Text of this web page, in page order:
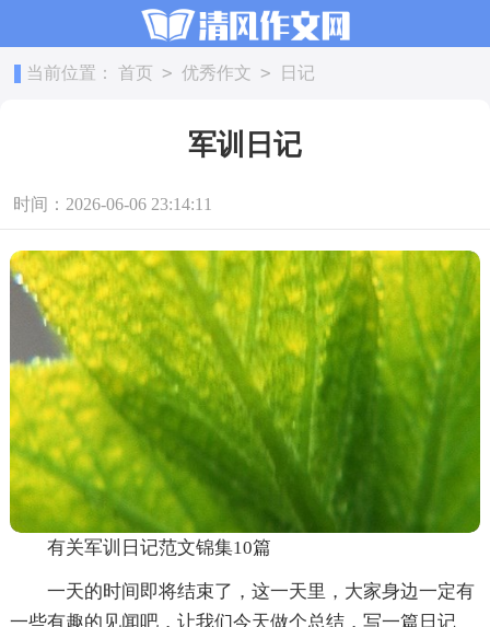
当前位置： 首页 > 优秀作文 > 日记
军训日记
时间：2026-06-06 23:14:11
有关军训日记范文锦集10篇
一天的时间即将结束了，这一天里，大家身边一定有
一些有趣的见闻吧，让我们今天做个总结，写一篇日记